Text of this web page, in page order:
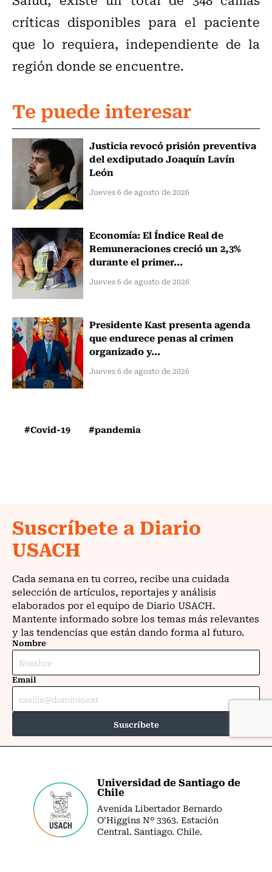
críticas disponibles para el paciente
que lo requiera, independiente de la
región donde se encuentre.
Te puede interesar
Justicia revocó prisión preventiva
del exdiputado Joaquín Lavín
León
Jueves 6 de agosto de 2026
Economía: El Índice Real de
Remuneraciones creció un 2,3%
durante el primer...
Jueves 6 de agosto de 2026
Presidente Kast presenta agenda
que endurece penas al crimen
organizado y...
Jueves 6 de agosto de 2026
#Covid-19 #pandemia
Universidad de Santiago de
Chile
Avenida Libertador Bernardo
O’Higgins Nº 3363. Estación
Central. Santiago. Chile.